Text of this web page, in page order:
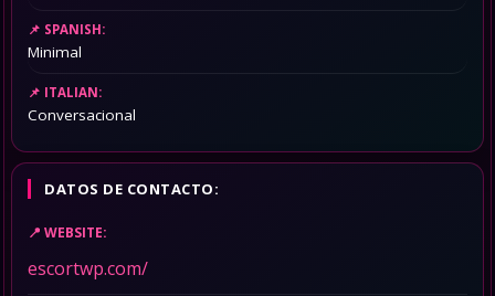
SPANISH:
Minimal
ITALIAN:
Conversacional
DATOS DE CONTACTO:
WEBSITE:
escortwp.com/